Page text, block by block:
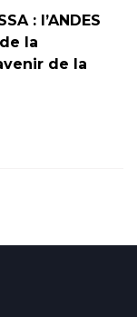
: l’ANDES
la
de la